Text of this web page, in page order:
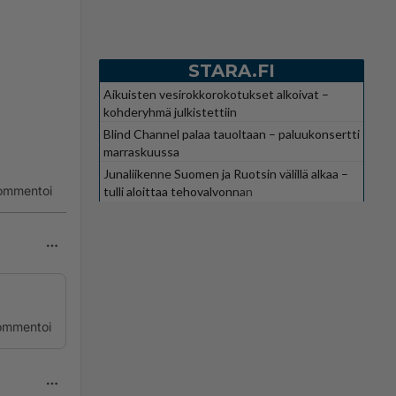
STARA.FI
Aikuisten vesirokkorokotukset alkoivat –
kohderyhmä julkistettiin
Blind Channel palaa tauoltaan – paluukonsertti
marraskuussa
Junaliikenne Suomen ja Ruotsin välillä alkaa –
tulli aloittaa tehovalvonnan